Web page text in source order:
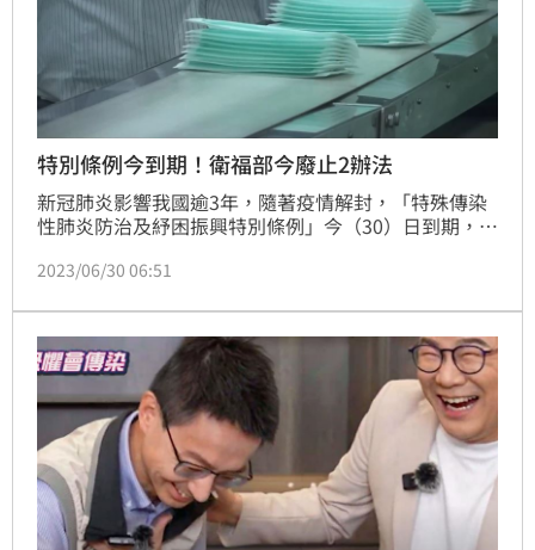
特別條例今到期！衛福部今廢止2辦法
新冠肺炎影響我國逾3年，隨著疫情解封，「特殊傳染
性肺炎防治及紓困振興特別條例」今（30）日到期，衛
此，疾管署發言人羅一鈞表示，在疫情期間照顧確診病
例到期停止。（記者：簡浩正）
2023/06/30 06:51